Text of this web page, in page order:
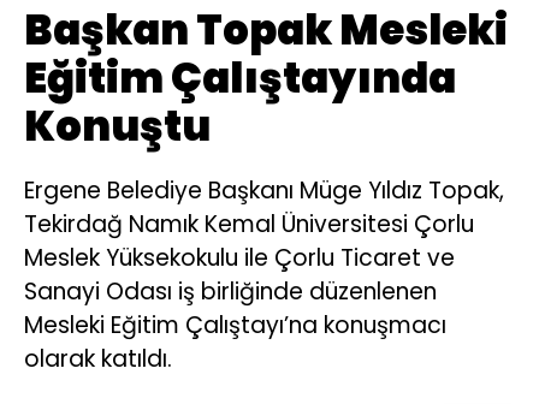
Başkan Topak Mesleki
Eğitim Çalıştayında
Konuştu
Ergene Belediye Başkanı Müge Yıldız Topak,
Tekirdağ Namık Kemal Üniversitesi Çorlu
Meslek Yüksekokulu ile Çorlu Ticaret ve
Sanayi Odası iş birliğinde düzenlenen
Mesleki Eğitim Çalıştayı’na konuşmacı
olarak katıldı.